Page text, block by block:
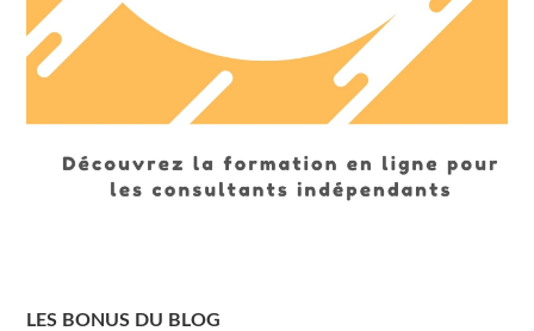
LES BONUS DU BLOG